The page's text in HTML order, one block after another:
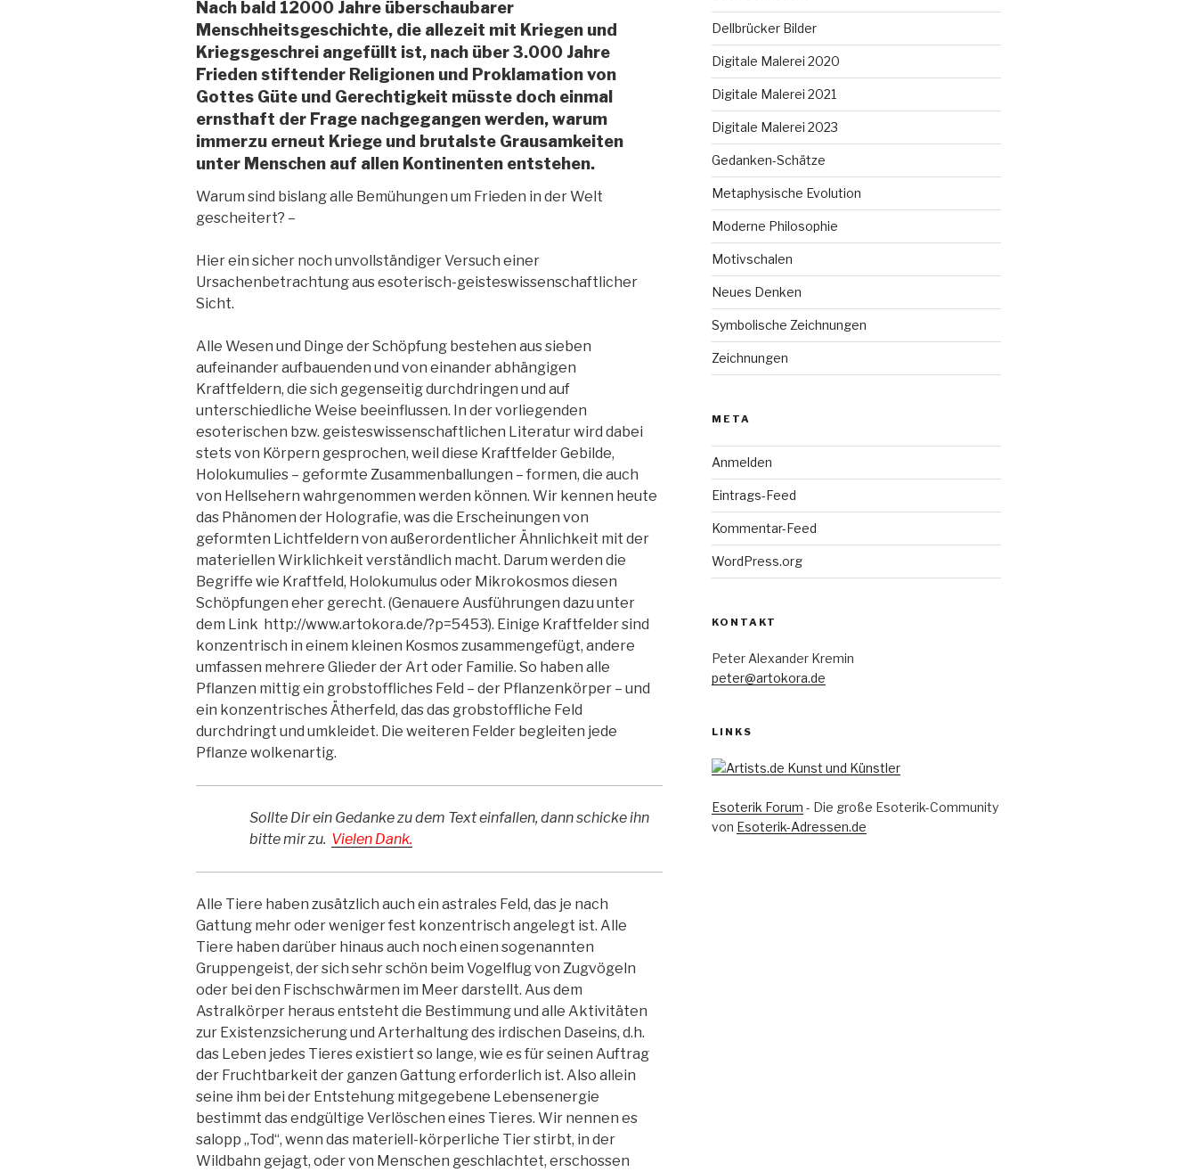
Nach bald 12000 Jahre überschaubarer
Menschheitsgeschichte, die allezeit mit Kriegen und
Kriegsgeschrei angefüllt ist, nach über 3.000 Jahre
Frieden stiftender Religionen und Proklamation von
Gottes Güte und Gerechtigkeit müsste doch einmal
ernsthaft der Frage nachgegangen werden, warum
immerzu erneut Kriege und brutalste Grausamkeiten
unter Menschen auf allen Kontinenten entstehen.
Warum sind bislang alle Bemühungen um Frieden in der Welt
gescheitert? –
Hier ein sicher noch unvollständiger Versuch einer
Ursachenbetrachtung aus esoterisch-geisteswissenschaftlicher
Sicht.
Alle Wesen und Dinge der Schöpfung bestehen aus sieben
aufeinander aufbauenden und von einander abhängigen
Kraftfeldern, die sich gegenseitig durchdringen und auf
unterschiedliche Weise beeinflussen. In der vorliegenden
esoterischen bzw. geisteswissenschaftlichen Literatur wird dabei
stets von Körpern gesprochen, weil diese Kraftfelder Gebilde,
Holokumulies – geformte Zusammenballungen – formen, die auch
von Hellsehern wahrgenommen werden können. Wir kennen heute
das Phänomen der Holografie, was die Erscheinungen von
geformten Lichtfeldern von außerordentlicher Ähnlichkeit mit der
materiellen Wirklichkeit verständlich macht. Darum werden die
Begriffe wie Kraftfeld, Holokumulus oder Mikrokosmos diesen
Schöpfungen eher gerecht. (Genauere Ausführungen dazu unter
dem Link http://www.artokora.de/?p=5453). Einige Kraftfelder sind
konzentrisch in einem kleinen Kosmos zusammengefügt, andere
umfassen mehrere Glieder der Art oder Familie. So haben alle
Pflanzen mittig ein grobstoffliches Feld – der Pflanzenkörper – und
ein konzentrisches Ätherfeld, das das grobstoffliche Feld
durchdringt und umkleidet. Die weiteren Felder begleiten jede
Pflanze wolkenartig.
Sollte Dir ein Gedanke zu dem Text einfallen, dann schicke ihn
bitte mir zu. Vielen Dank.
Alle Tiere haben zusätzlich auch ein astrales Feld, das je nach
Gattung mehr oder weniger fest konzentrisch angelegt ist. Alle
Tiere haben darüber hinaus auch noch einen sogenannten
Gruppengeist, der sich sehr schön beim Vogelflug von Zugvögeln
oder bei den Fischschwärmen im Meer darstellt. Aus dem
Astralkörper heraus entsteht die Bestimmung und alle Aktivitäten
zur Existenzsicherung und Arterhaltung des irdischen Daseins, d.h.
das Leben jedes Tieres existiert so lange, wie es für seinen Auftrag
der Fruchtbarkeit der ganzen Gattung erforderlich ist. Also allein
seine ihm bei der Entstehung mitgegebene Lebensenergie
bestimmt das endgültige Verlöschen eines Tieres. Wir nennen es
salopp „Tod“, wenn das materiell-körperliche Tier stirbt, in der
Wildbahn gejagt, oder von Menschen geschlachtet, erschossen
Dellbrücker Bilder
Digitale Malerei 2020
Digitale Malerei 2021
Digitale Malerei 2023
Gedanken-Schätze
Metaphysische Evolution
Moderne Philosophie
Motivschalen
Neues Denken
Symbolische Zeichnungen
Zeichnungen
META
Anmelden
Eintrags-Feed
Kommentar-Feed
WordPress.org
KONTAKT
Peter Alexander Kremin
peter@artokora.de
LINKS
Esoterik Forum - Die große Esoterik-Community
von Esoterik-Adressen.de